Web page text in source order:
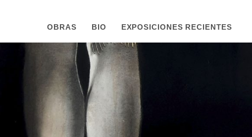
OBRAS BIO EXPOSICIONES RECIENTES